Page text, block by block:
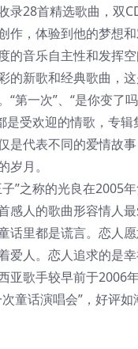
录28首精选歌曲，双
作，体验到他的梦想和
的音乐自主性和发挥
的新歌和经典歌曲，
“第一次”、“是你变了
是受欢迎的情歌，专
是代表不同的爱情故
岁月。
之称的光良在2005年
感人的歌曲形容情人
话里都是谎言。恋人
爱人。恋人追求的是
亚歌手较早前于2006
童话演唱会”，好评如